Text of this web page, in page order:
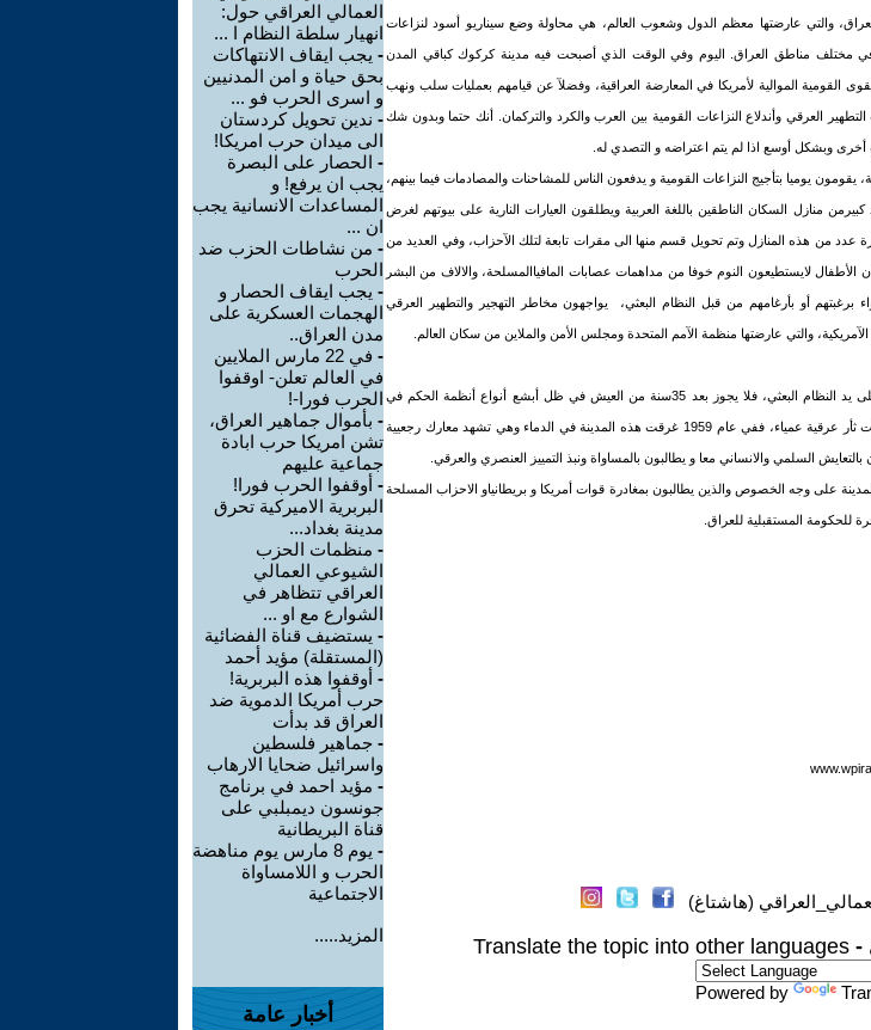
والتي عارضتها معظم الدول وشعوب العالم، هي محاولة وضع سيناريو أسود لنزاعات
في مختلف مناطق العراق. اليوم وفي الوقت الذي أصبحت فيه مدينة كركوك كباقي المدن
القومية الموالية لأمريكا في المعارضة العراقية، وفضلآ عن قيامهم بعمليات سلب ونهب
العرقي وأندلاع النزاعات القومية بين العرب والكرد والتركمان. أنك حتما وبدون شك
أخرى وبشكل أوسع اذا لم يتم اعتراضه و التصدي له.
يقومون يوميا بتأجيج النزاعات القومية و يدفعون الناس للمشاحنات والمصادمات فيما بينهم،
منازل السكان الناطقين باللغة العربية ويطلقون العيارات النارية على بيوتهم لغرض
عدد من هذه المنازل وتم تحويل قسم منها الى مقرات تابعة لتلك الآحزاب، وفي العديد من
فأن الأطفال لايستطيعون النوم خوفا من مداهمات عصابات المافياالمسلحة، والالاف من البشر
والذين جاءوا الى هذه المنطقة قبل 20سنة سواء برغبتهم أو بأرغامهم من قبل النظام البعثي، يواجهون مخاطر التهجير والتطهير العرقي
والتي عارضتها منظمة الآمم المتحدة ومجلس الأمن والملاين من سكان العالم.
إن هذه المدينة كباقي المدن العراقية الاخرى، قد ذاقوا الامرٌين على يد النظام البعثي، فلا يجوز بعد 35سنة من العيش في ظل أبشع أنواع أنظمة الحكم في
المنطقة، إن ينتهي هذا السيناريو الى حدوث نزاعات قومية و عمليات ثأر عرقية عمياء، ففي عام 1959 غرقت هذه المدينة في الدماء وهي تشهد معارك رجعيية
السلمي والانساني معا و يطالبون بالمساواة ونبذ التمييز العنصري والعرقي.
على وجه الخصوص والذين يطالبون بمغادرة قوات أمريكا و بريطانياو الاحزاب المسلحة
للحكومة المستقبلية للعراق.
(هاشتاغ)
-
Translate the topic into other languages
Powered by
العمالي العراقي حول:
انهيار سلطة النظام ا ...
- يجب ايقاف الانتهاكات
بحق حياة و امن المدنيين
و اسرى الحرب فو ...
- ندين تحويل كردستان
الى ميدان حرب امريكا!
- الحصار على البصرة
يجب ان يرفع! و
المساعدات الانسانية يجب
ان ...
- من نشاطات الحزب ضد
الحرب
- يجب ايقاف الحصار و
الهجمات العسكرية على
مدن العراق..
-
في 22 مارس الملايين
في العالم تعلن- اوقفوا
الحرب فورا-!
- بأموال جماهير العراق،
تشن امريكا حرب ابادة
جماعية عليهم
- أوقفوا الحرب فورا!
البربرية الاميركية تحرق
مدينة بغداد...
- منظمات الحزب
الشيوعي العمالي
العراقي تتظاهر في
الشوارع مع او ...
- يستضيف قناة الفضائية
(المستقلة) مؤيد أحمد
- أوقفوا هذه البربرية!
حرب أمريكا الدموية ضد
العراق قد بدأت
- جماهير فلسطين
واسرائيل ضحايا الارهاب
- مؤيد احمد في برنامج
جونسون ديمبلبي على
قناة البريطانية
-
يوم 8 مارس يوم مناهضة
الحرب و اللامساواة
الاجتماعية
المزيد.....
أخبار عامة